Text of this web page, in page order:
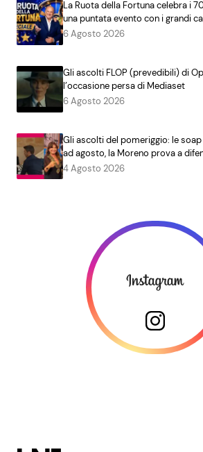
La Ruota della Fortuna celebra i
una puntata evento con i grandi
6 Agosto 2026
Gli ascolti FLOP (prevedibili) di
l’occasione persa di Mediaset
6 Agosto 2026
Gli ascolti del pomeriggio: le
ad agosto, la Moreno prova a
4 Agosto 2026